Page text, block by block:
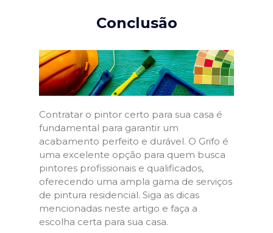
Conclusão
Contratar o pintor certo para sua casa é
fundamental para garantir um
acabamento perfeito e durável. O Grifo é
uma excelente opção para quem busca
pintores profissionais e qualificados,
oferecendo uma ampla gama de serviços
de pintura residencial. Siga as dicas
mencionadas neste artigo e faça a
escolha certa para sua casa.